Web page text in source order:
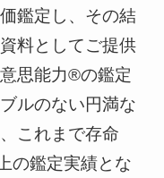
鑑定し、その結
料としてご提供
思能力®の鑑定
ルのない円満な
これまで存命
の鑑定実績とな